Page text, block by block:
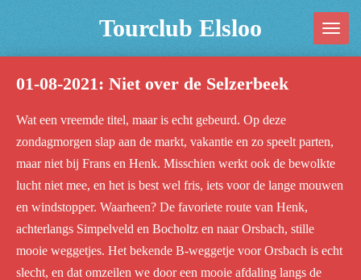
de
Tourclub Elsloo
01-08-2021: Niet over de Selzerbeek
Wat een vreemde titel, maar is echt gebeurd. Op deze
zondagmorgen slap aan de markt, vakantie en zo speelt parten,
maar niet bij Frans en Henk. Misschien werkt ook de bewolkte
lucht niet mee, en het is best wel fris, iets voor de lange mouwen
en windstopper. Waarheen? De favoriete route van Henk,
achterlangs Simpelveld en Bocholtz en naar Orsbach, stille
mooie weggetjes. Het bekende B-weggetje voor Orsbach is echt
slecht, en dat omzeilen we door een mooie afdaling langs de